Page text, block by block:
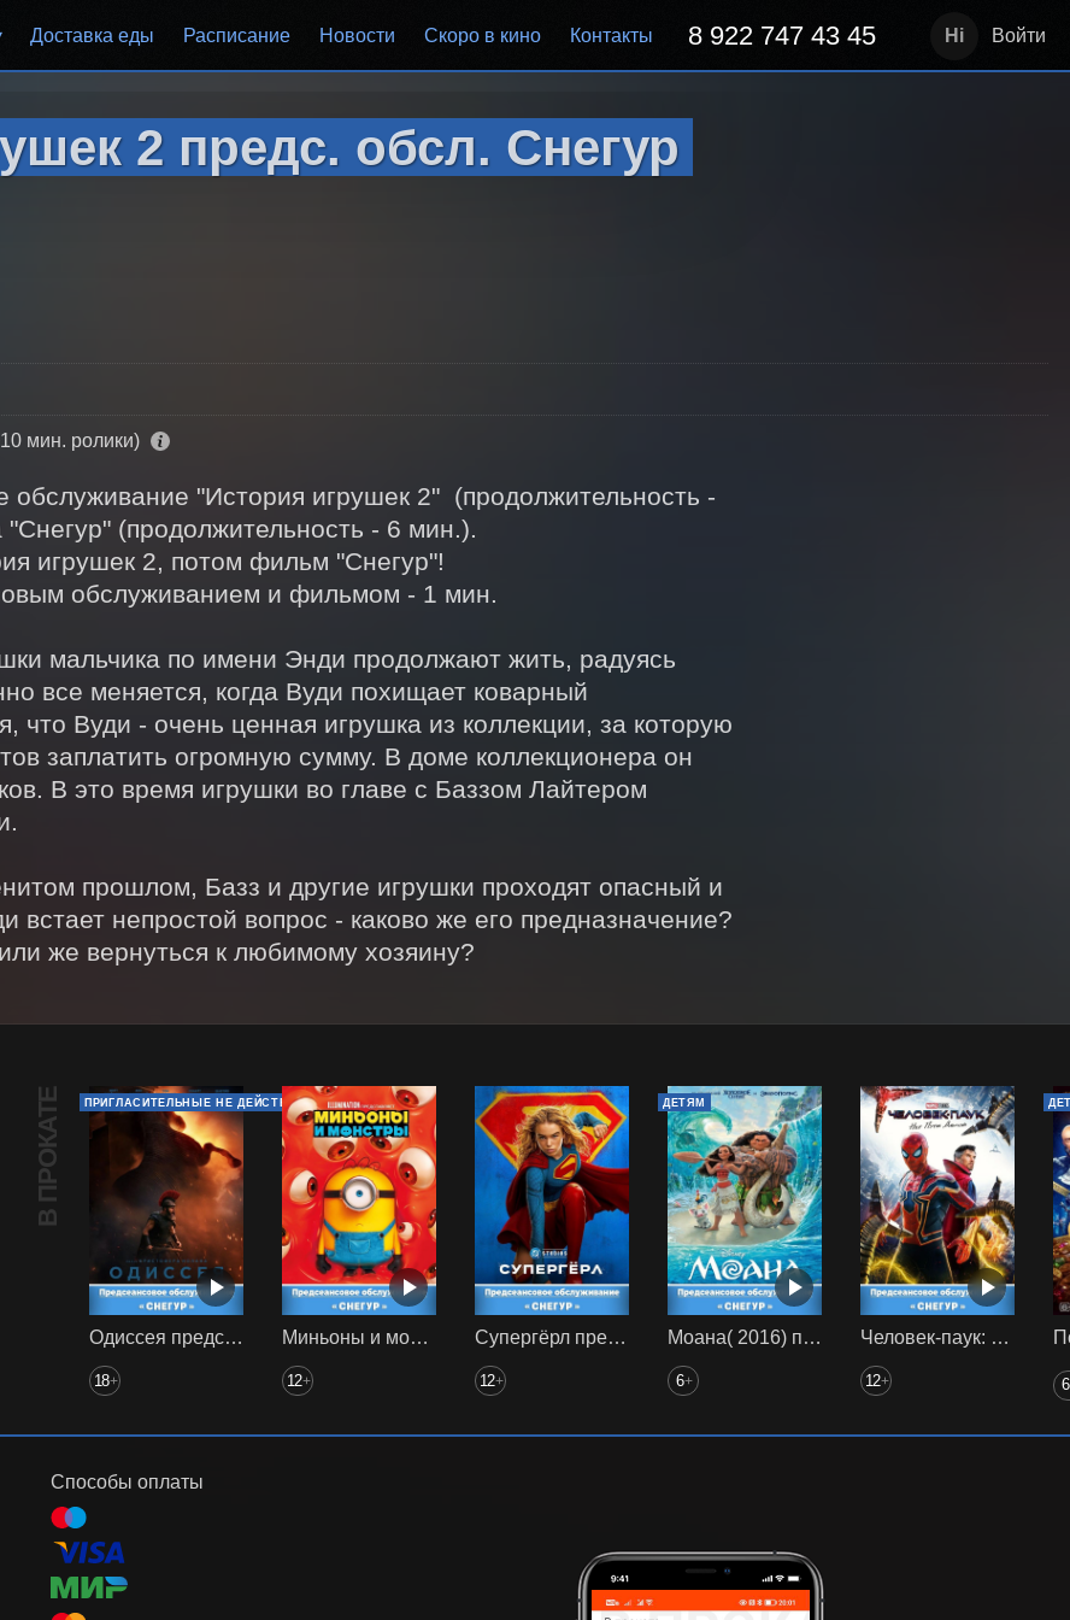
Доставка еды Расписание Новости Скоро в кино Контакты 8 922 747 43 45 Войти
2 предс. обсл. Снегур
мин. ролики)
обслуживание "История игрушек 2"  (продолжительность -
(продолжительность - 6 мин.).
игрушек 2, потом фильм "Снегур"!
обслуживанием и фильмом - 1 мин.
мальчика по имени Энди продолжают жить, радуясь
все меняется, когда Вуди похищает коварный
что Вуди - очень ценная игрушка из коллекции, за которую
заплатить огромную сумму. В доме коллекционера он
В это время игрушки во главе с Баззом Лайтером
прошлом, Базз и другие игрушки проходят опасный и
встает непростой вопрос - каково же его предназначение?
же вернуться к любимому хозяину?
В ПРОКАТЕ ПРИГЛАСИТЕЛЬНЫЕ НЕ ДЕЙСТВУЮТ
Одиссея предс. обсл. Снегур
18+
Миньоны и монстры предс. обсл. Снегур
12+
Супергёрл предс. обсл. Снегур
12+
ДЕТЯМ
Моана( 2016) предс. обсл. Снегур
6+
Человек-паук: Нет пути домой (2021) предс. обсл. Снегур
12+ 6
Способы оплаты